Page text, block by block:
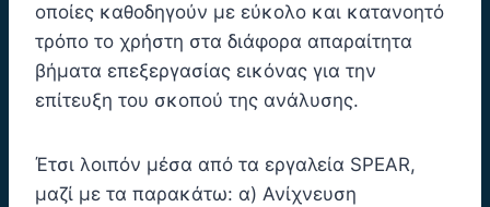
οποίες καθοδηγούν με εύκολο και κατανοητό
τρόπο το χρήστη στα διάφορα απαραίτητα
βήματα επεξεργασίας εικόνας για την
επίτευξη του σκοπού της ανάλυσης.
Έτσι λοιπόν μέσα από τα εργαλεία SPEAR,
μαζί με τα παρακάτω: α) Ανίχνευση